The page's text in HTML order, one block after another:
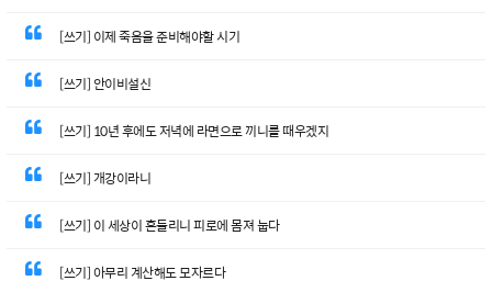
[쓰기] 이제 죽음을 준비해야할 시기
[쓰기] 안이비설신
[쓰기] 10년 후에도 저녁에 라면으로 끼니를 때우겠지
[쓰기] 개강이라니
[쓰기] 이 세상이 흔들리니 피로에 몸져 눕다
[쓰기] 아무리 계산해도 모자르다